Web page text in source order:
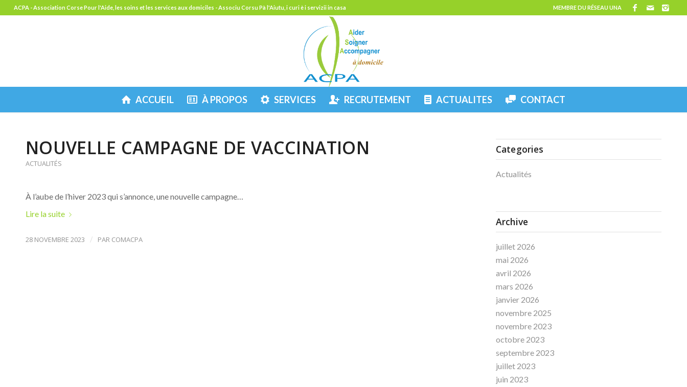
MEMBRE DU RÉSEAU UNA
ACPA - Association Corse Pour l'Aide, les soins et les services aux domiciles - Associu Corsu Pà l'Aiutu, i curi è i servizii in casa
ACCUEIL À PROPOS SERVICES RECRUTEMENT ACTUALITES CONTACT
NOUVELLE CAMPAGNE DE VACCINATION
ACTUALITÉS
À l’aube de l’hiver 2023 qui s’annonce, une nouvelle campagne…
Lire la suite
28 NOVEMBRE 2023 / PAR COMACPA
Categories
Actualités
Archive
juillet 2026
mai 2026
avril 2026
mars 2026
janvier 2026
novembre 2025
novembre 2023
octobre 2023
septembre 2023
juillet 2023
juin 2023